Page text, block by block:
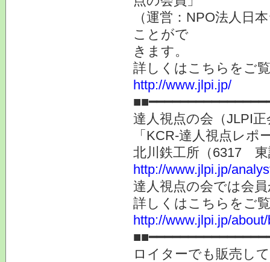
（運営：NPO法人日
ことがで
きます。
詳しくはこちらをご
http://www.jlpi.jp/
達人視点の会（JLPI
「KCR-達人視点レ
北川鉄工所（6317
http://www.jlpi.jp/
達人視点の会では会
詳しくはこちらをご
http://www.jlpi.jp/
ロイターでも販売し